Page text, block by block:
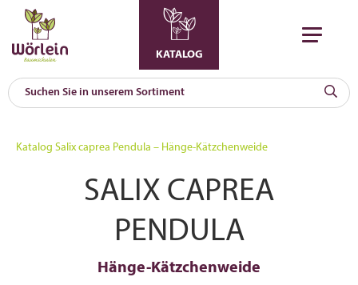
KATALOG
Katalog Salix caprea Pendula – Hänge-Kätzchenweide
SALIX CAPREA
PENDULA
Hänge-Kätzchenweide